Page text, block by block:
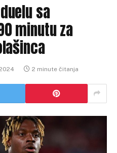
sa
minutu za
2 minute čitanja